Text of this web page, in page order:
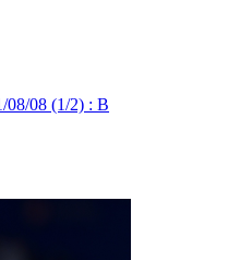
08/08 (1/2) : B